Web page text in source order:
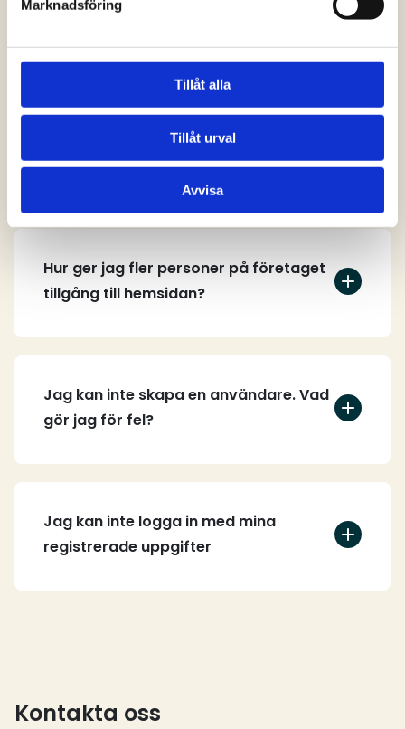
Marknadsföring
Tillåt alla
Tillåt urval
Avvisa
hemsidan?
Hur skapar jag ett användarkonto?
Hur ger jag fler personer på företaget
tillgång till hemsidan?
Jag kan inte skapa en användare. Vad
gör jag för fel?
Jag kan inte logga in med mina
registrerade uppgifter
Kontakta oss